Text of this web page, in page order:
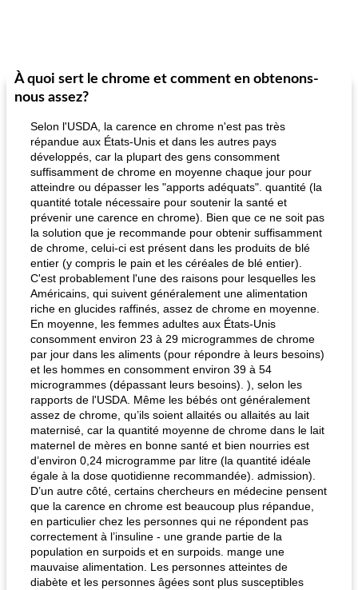
À quoi sert le chrome et comment en obtenons-
nous assez?
Selon l'USDA, la carence en chrome n'est pas très
répandue aux États-Unis et dans les autres pays
développés, car la plupart des gens consomment
suffisamment de chrome en moyenne chaque jour pour
atteindre ou dépasser les "apports adéquats". quantité (la
quantité totale nécessaire pour soutenir la santé et
prévenir une carence en chrome). Bien que ce ne soit pas
la solution que je recommande pour obtenir suffisamment
de chrome, celui-ci est présent dans les produits de blé
entier (y compris le pain et les céréales de blé entier).
C'est probablement l'une des raisons pour lesquelles les
Américains, qui suivent généralement une alimentation
riche en glucides raffinés, assez de chrome en moyenne.
En moyenne, les femmes adultes aux États-Unis
consomment environ 23 à 29 microgrammes de chrome
par jour dans les aliments (pour répondre à leurs besoins)
et les hommes en consomment environ 39 à 54
microgrammes (dépassant leurs besoins). ), selon les
rapports de l'USDA. Même les bébés ont généralement
assez de chrome, qu’ils soient allaités ou allaités au lait
maternisé, car la quantité moyenne de chrome dans le lait
maternel de mères en bonne santé et bien nourries est
d’environ 0,24 microgramme par litre (la quantité idéale
égale à la dose quotidienne recommandée). admission).
D’un autre côté, certains chercheurs en médecine pensent
que la carence en chrome est beaucoup plus répandue,
en particulier chez les personnes qui ne répondent pas
correctement à l’insuline - une grande partie de la
population en surpoids et en surpoids. mange une
mauvaise alimentation. Les personnes atteintes de
diabète et les personnes âgées sont plus susceptibles